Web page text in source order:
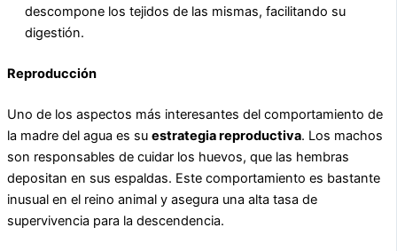
descompone los tejidos de las mismas, facilitando su
digestión.
Reproducción
Uno de los aspectos más interesantes del comportamiento de
la madre del agua es su estrategia reproductiva. Los machos
son responsables de cuidar los huevos, que las hembras
depositan en sus espaldas. Este comportamiento es bastante
inusual en el reino animal y asegura una alta tasa de
supervivencia para la descendencia.